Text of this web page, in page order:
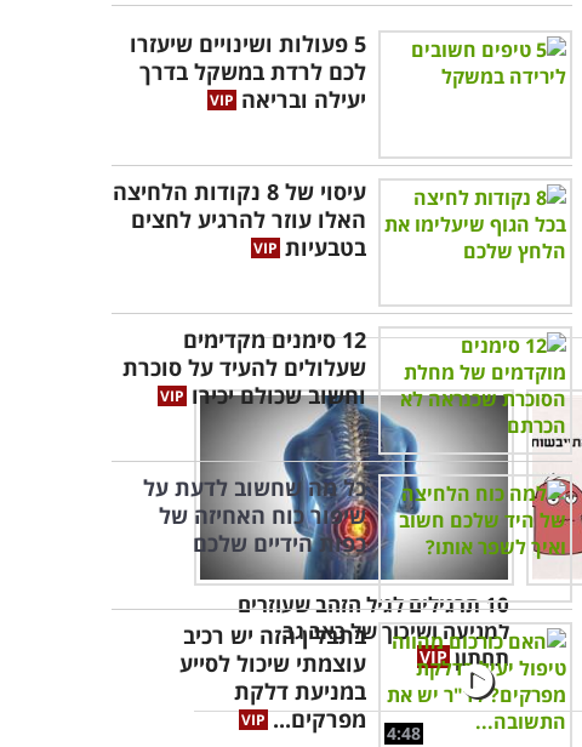
10 תרגילים לגיל הזהב שעוזרים
למניעה ושיכוך של כאב גב
תחתון
5 פעולות ושינויים שיעזרו
לכם לרדת במשקל בדרך
יעילה ובריאה
עיסוי של 8 נקודות הלחיצה
האלו עוזר להרגיע לחצים
בטבעיות
12 סימנים מקדימים
שעלולים להעיד על סוכרת
וחשוב שכולם יכירו
כל מה שחשוב לדעת על
שיפור כוח האחיזה של
כפות הידיים שלכם
4:48
בתבלין הזה יש רכיב
עוצמתי שיכול לסייע
במניעת דלקת
מפרקים...